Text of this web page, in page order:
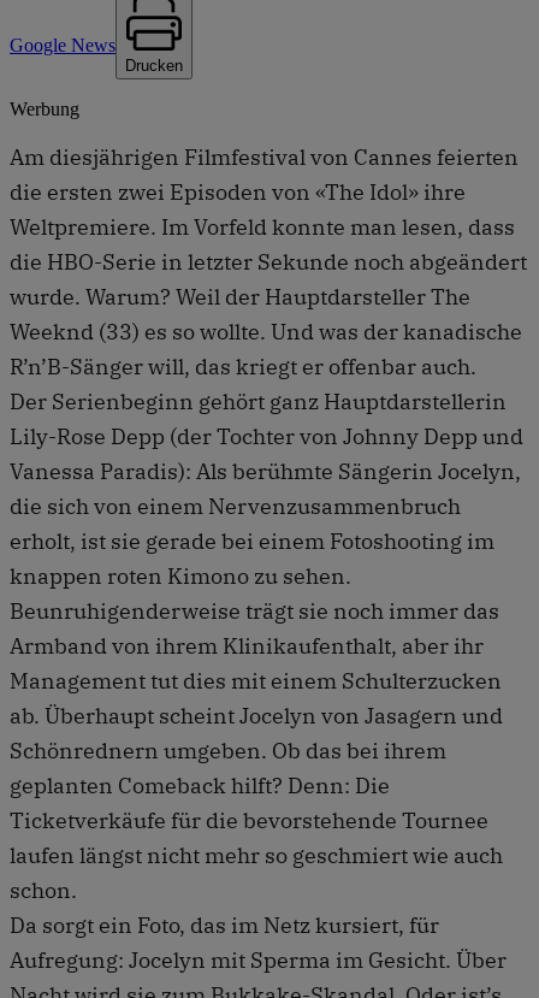
Google News
Drucken
Werbung
Am diesjährigen Filmfestival von Cannes feierten
die ersten zwei Episoden von «The Idol» ihre
Weltpremiere. Im Vorfeld konnte man lesen, dass
die HBO-Serie in letzter Sekunde noch abgeändert
wurde. Warum? Weil der Hauptdarsteller The
Weeknd (33) es so wollte. Und was der kanadische
R’n’B-Sänger will, das kriegt er offenbar auch.
Der Serienbeginn gehört ganz Hauptdarstellerin
Lily-Rose Depp (der Tochter von Johnny Depp und
Vanessa Paradis): Als berühmte Sängerin Jocelyn,
die sich von einem Nervenzusammenbruch
erholt, ist sie gerade bei einem Fotoshooting im
knappen roten Kimono zu sehen.
Beunruhigenderweise trägt sie noch immer das
Armband von ihrem Klinikaufenthalt, aber ihr
Management tut dies mit einem Schulterzucken
ab. Überhaupt scheint Jocelyn von Jasagern und
Schönrednern umgeben. Ob das bei ihrem
geplanten Comeback hilft? Denn: Die
Ticketverkäufe für die bevorstehende Tournee
laufen längst nicht mehr so geschmiert wie auch
schon.
Da sorgt ein Foto, das im Netz kursiert, für
Aufregung: Jocelyn mit Sperma im Gesicht. Über